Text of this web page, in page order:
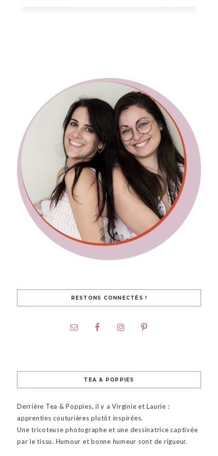
RESTONS CONNECTÉS !
TEA & POPPIES
Derrière Tea & Poppies, il y a Virginie et Laurie :
apprenties couturières plutôt inspirées.
Une tricoteuse photographe et une dessinatrice captivée
par le tissu. Humour et bonne humeur sont de rigueur.